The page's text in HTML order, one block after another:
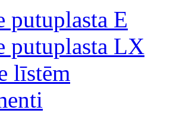
putuplasta E
putuplasta LX
līstēm